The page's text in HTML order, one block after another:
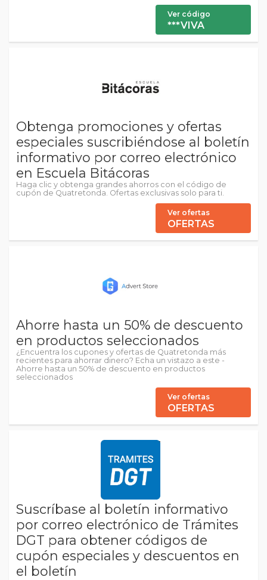
Ver código
***VIVA
Obtenga promociones y ofertas
especiales suscribiéndose al boletín
informativo por correo electrónico
en Escuela Bitácoras
Haga clic y obtenga grandes ahorros con el código de
cupón de Quatretonda. Ofertas exclusivas solo para ti.
Ver ofertas
OFERTAS
Ahorre hasta un 50% de descuento
en productos seleccionados
¿Encuentra los cupones y ofertas de Quatretonda más
recientes para ahorrar dinero? Echa un vistazo a este -
Ahorre hasta un 50% de descuento en productos
seleccionados
Ver ofertas
OFERTAS
Suscríbase al boletín informativo
por correo electrónico de Trámites
DGT para obtener códigos de
cupón especiales y descuentos en
el boletín